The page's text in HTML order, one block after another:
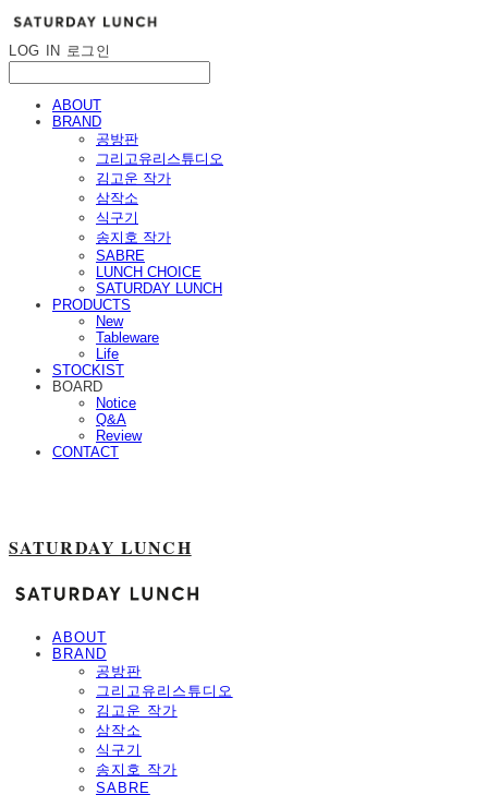
LOG IN 로그인
ABOUT
BRAND
공방판
그리고유리스튜디오
김고운 작가
삼작소
식구기
송지호 작가
SABRE
LUNCH CHOICE
SATURDAY LUNCH
PRODUCTS
New
Tableware
Life
STOCKIST
BOARD
Notice
Q&A
Review
CONTACT
SATURDAY LUNCH
ABOUT
BRAND
공방판
그리고유리스튜디오
김고운 작가
삼작소
식구기
송지호 작가
SABRE